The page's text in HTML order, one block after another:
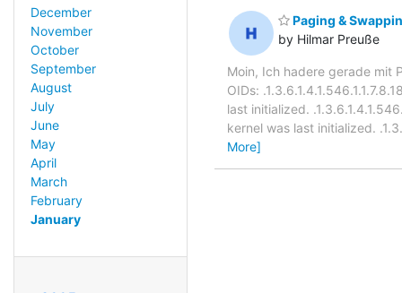
December
November
October
September
August
July
June
May
April
March
February
January
Paging &
by Hilmar Preuße
Moin, Ich hadere gerade mit
OIDs:
last initialized.
kernel was last initialized.
More]